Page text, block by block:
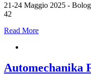
21-24 Maggio 2025 -
42
Read More
Automechanika